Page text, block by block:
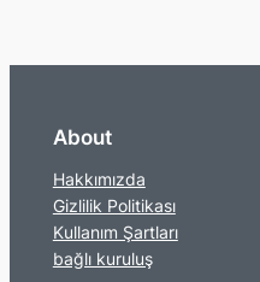
About
Hakkımızda
Gizlilik Politikası
Kullanım Şartları
bağlı kuruluş